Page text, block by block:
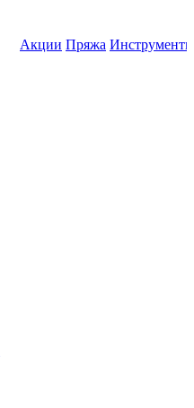
Акции Пряжа Инструменты